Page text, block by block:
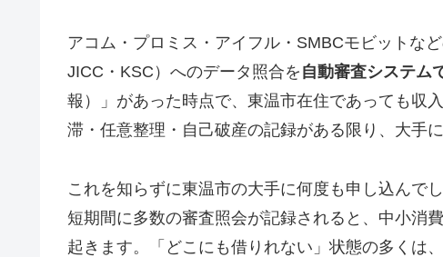
アコム・プロミス・アイフル・SMBCモビットな
JICC・KSC）へのデータ照合を 自動審査システム
報）」があった時点で、東温市在住であっても収
滞・任意整理・自己破産の記録がある限り、大手
これを知らずに東温市の大手に何度も申し込んで
短期間に多数の審査照会が記録されると、中小消
起きます。「どこにも借りれない」状態の多くは